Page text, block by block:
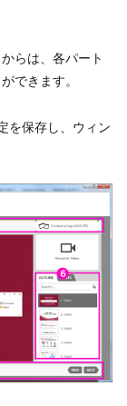
らは、各パート
できます。
を保存し、ウィン